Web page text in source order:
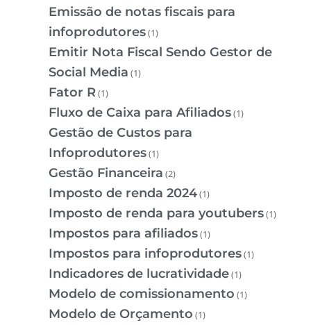
Emissão de notas fiscais para
infoprodutores(1)
Emitir Nota Fiscal Sendo Gestor de
Social Media (1)
Fator R(1)
Fluxo de Caixa para Afiliados(1)
Gestão de Custos para
Infoprodutores(1)
Gestão Financeira (2)
Imposto de renda 2024(1)
Imposto de renda para youtubers(1)
Impostos para afiliados(1)
Impostos para infoprodutores(1)
Indicadores de lucratividade(1)
Modelo de comissionamento (1)
Modelo de Orçamento (1)